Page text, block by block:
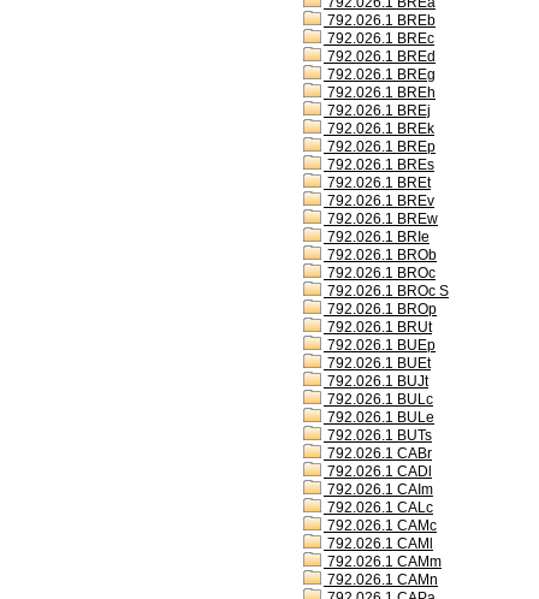
792.026.1 BREb
792.026.1 BREc
792.026.1 BREd
792.026.1 BREg
792.026.1 BREh
792.026.1 BREj
792.026.1 BREk
792.026.1 BREp
792.026.1 BREs
792.026.1 BREt
792.026.1 BREv
792.026.1 BREw
792.026.1 BRIe
792.026.1 BROb
792.026.1 BROc
792.026.1 BROc S
792.026.1 BROp
792.026.1 BRUt
792.026.1 BUEp
792.026.1 BUEt
792.026.1 BUJt
792.026.1 BULc
792.026.1 BULe
792.026.1 BUTs
792.026.1 CABr
792.026.1 CADl
792.026.1 CAIm
792.026.1 CALc
792.026.1 CAMc
792.026.1 CAMl
792.026.1 CAMm
792.026.1 CAMn